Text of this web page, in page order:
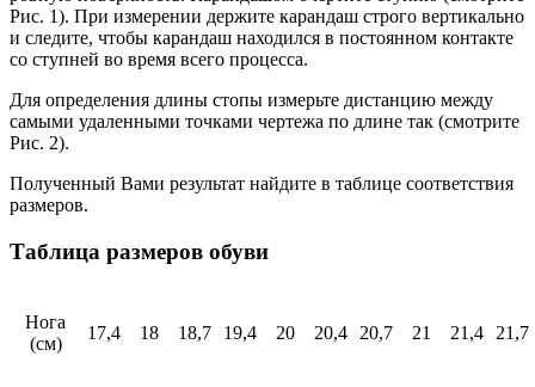
Рис. 1). При измерении держите карандаш строго вертикально
и следите, чтобы карандаш находился в постоянном контакте
со ступней во время всего процесса.
Для определения длины стопы измерьте дистанцию между
самыми удаленными точками чертежа по длине так (смотрите
Рис. 2).
Полученный Вами результат найдите в таблице соответствия
размеров.
Таблица размеров обуви
Нога
(см)
17,4 18 18,7 19,4 20 20,4 20,7 21 21,4 21,7